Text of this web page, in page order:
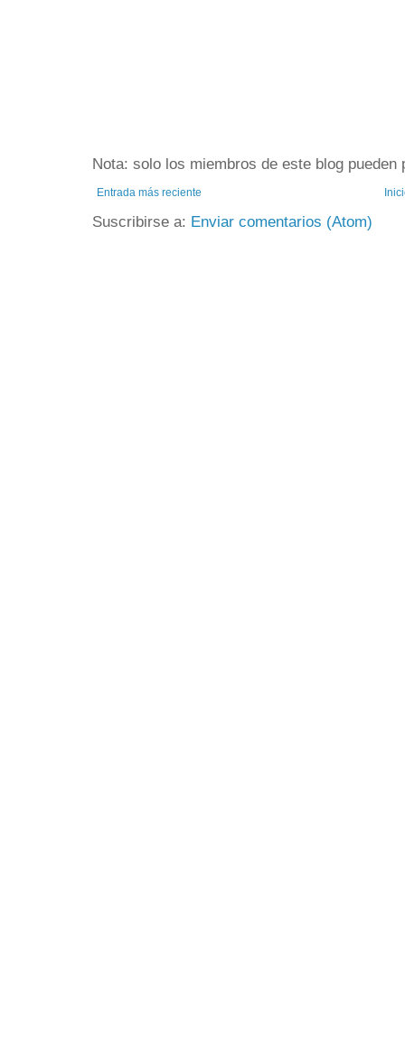
Nota: solo los miembros de este blog pueden
Entrada más reciente
Suscribirse a: Enviar comentarios (Atom)